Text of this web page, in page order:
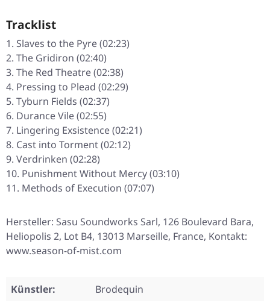
Tracklist
Slaves to the Pyre (02:23)
The Gridiron (02:40)
The Red Theatre (02:38)
Pressing to Plead (02:29)
Tyburn Fields (02:37)
Durance Vile (02:55)
Lingering Exsistence (02:21)
Cast into Torment (02:12)
Verdrinken (02:28)
Punishment Without Mercy (03:10)
Methods of Execution (07:07)
Hersteller: Sasu Soundworks Sarl, 126 Boulevard Bara,
Heliopolis 2, Lot B4, 13013 Marseille, France, Kontakt:
www.season-of-mist.com
Künstler:
Brodequin